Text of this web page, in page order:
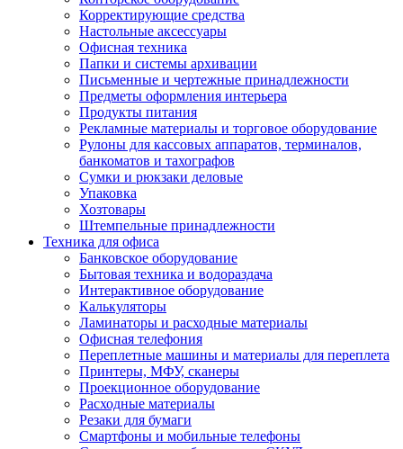
Корректирующие средства
Настольные аксессуары
Офисная техника
Папки и системы архивации
Письменные и чертежные принадлежности
Предметы оформления интерьера
Продукты питания
Рекламные материалы и торговое оборудование
Рулоны для кассовых аппаратов, терминалов,
банкоматов и тахографов
Сумки и рюкзаки деловые
Упаковка
Хозтовары
Штемпельные принадлежности
Техника для офиса
Банковское оборудование
Бытовая техника и водораздача
Интерактивное оборудование
Калькуляторы
Ламинаторы и расходные материалы
Офисная телефония
Переплетные машины и материалы для переплета
Принтеры, МФУ, сканеры
Проекционное оборудование
Расходные материалы
Резаки для бумаги
Смартфоны и мобильные телефоны